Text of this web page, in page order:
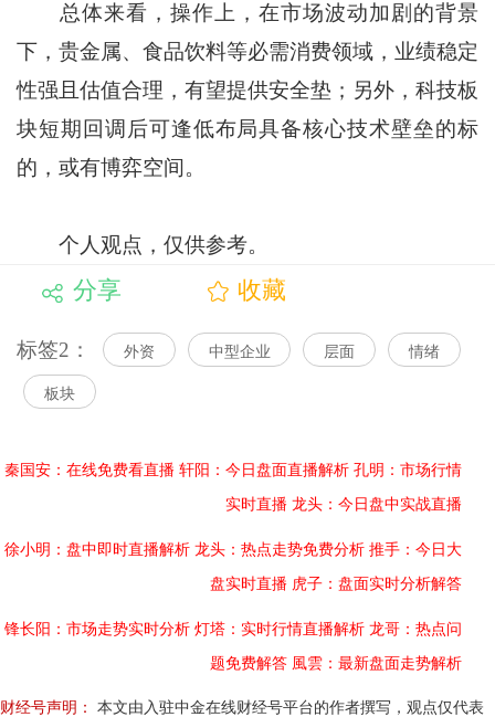
总体来看，操作上，在市场波动加剧的背景
下，贵金属、食品饮料等必需消费领域，业绩稳定
性强且估值合理，有望提供安全垫；另外，科技板
块短期回调后可逢低布局具备核心技术壁垒的标
的，或有博弈空间。
个人观点，仅供参考。
分享 收藏
标签2： 外资 中型企业 层面 情绪
板块
秦国安：在线免费看直播 轩阳：今日盘面直播解析 孔明：市场行情
实时直播 龙头：今日盘中实战直播
徐小明：盘中即时直播解析 龙头：热点走势免费分析 推手：今日大
盘实时直播 虎子：盘面实时分析解答
锋长阳：市场走势实时分析 灯塔：实时行情直播解析 龙哥：热点问
题免费解答 風雲：最新盘面走势解析
财经号声明：
本文由入驻中金在线财经号平台的作者撰写，观点仅代表